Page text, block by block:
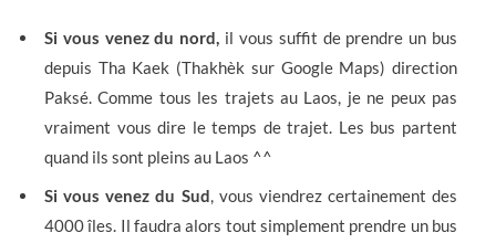
Si vous venez du nord, il vous suffit de prendre un bus
depuis Tha Kaek (Thakhèk sur Google Maps) direction
Paksé. Comme tous les trajets au Laos, je ne peux pas
vraiment vous dire le temps de trajet. Les bus partent
quand ils sont pleins au Laos ^^
Si vous venez du Sud, vous viendrez certainement des
4000 îles. Il faudra alors tout simplement prendre un bus